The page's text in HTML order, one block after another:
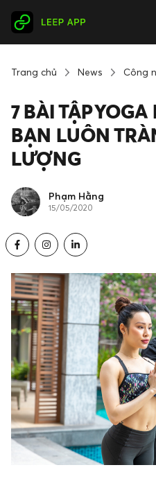
Trang chủ News Công
7 BÀI TẬP
BẠN LUÔN
LƯỢNG
Phạm Hằng
15/05/2020